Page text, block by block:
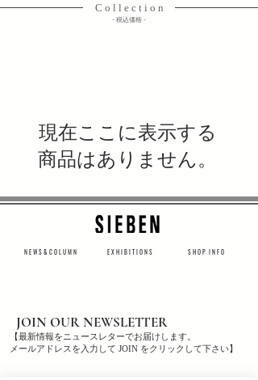
C o l l e c t i o n
​- 税込価格 -
現在ここに表示する
商品はありません。
N E W S & C O L U M N ​E X H I B I T I O N S S H O P I N F O
【最新情報をニュースレターでお届けします。
メールアドレスを入力して JOIN をクリックして下さい】
JOIN OUR NEWSLETTER